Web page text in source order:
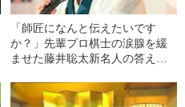
「師匠になんと伝えたいです
か？」先輩プロ棋士の涙腺を緩
ませた藤井聡太新名人の答えと